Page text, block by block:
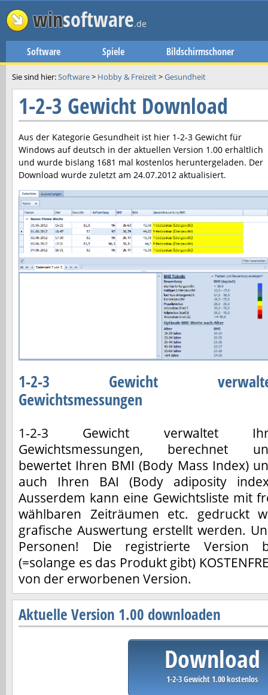
winsoftware.de
Software Spiele Bildschirmschoner
Sie sind hier:Software> Hobby & Freizeit>Gesundheit
1-2-3 Gewicht Download
Aus der Kategorie Gesundheit ist hier 1-2-3 Gewicht für
Windows auf deutsch in der aktuellen Version 1.00 erhältlich
und wurde bislang 1681 mal kostenlos heruntergeladen. Der
Download wurde zuletzt am 24.07.2012 aktualisiert.
1-2-3 Gewicht
Gewichtsmessungen
1-2-3 Gewicht verwaltet
Gewichtsmessungen, berechnet
bewertet Ihren BMI (Body Mass Index)
auch Ihren BAI (Body adiposity
Ausserdem kann eine Gewichtsliste mit
wählbaren Zeiträumen etc. gedruckt
grafische Auswertung erstellt werden.
Personen! Die registrierte Version
(=solange es das Produkt gibt)
von der erworbenen Version.
Aktuelle Version 1.00 downloaden
Download
1-2-3 Gewicht 1.00 kostenlos